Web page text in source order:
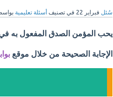
سُئل فبراير 22 في تصنيف أسئلة تعليمية
يحب المؤمن الصدق المفعول به
الإجابة الصحيحة من خلال موقع